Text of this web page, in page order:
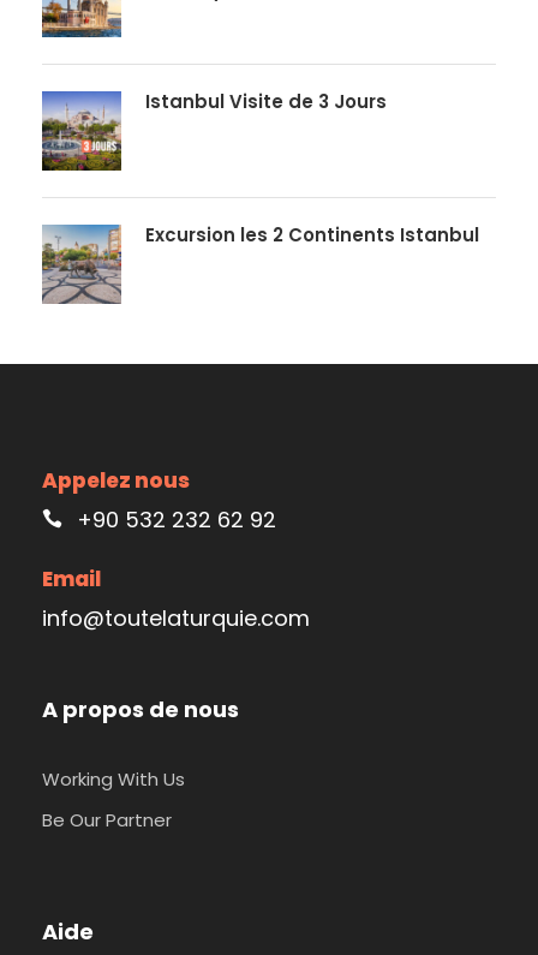
Istanbul Visite de 3 Jours
Excursion les 2 Continents Istanbul
Appelez nous
+90 532 232 62 92
Email
info@toutelaturquie.com
A propos de nous
Working With Us
Be Our Partner
Aide